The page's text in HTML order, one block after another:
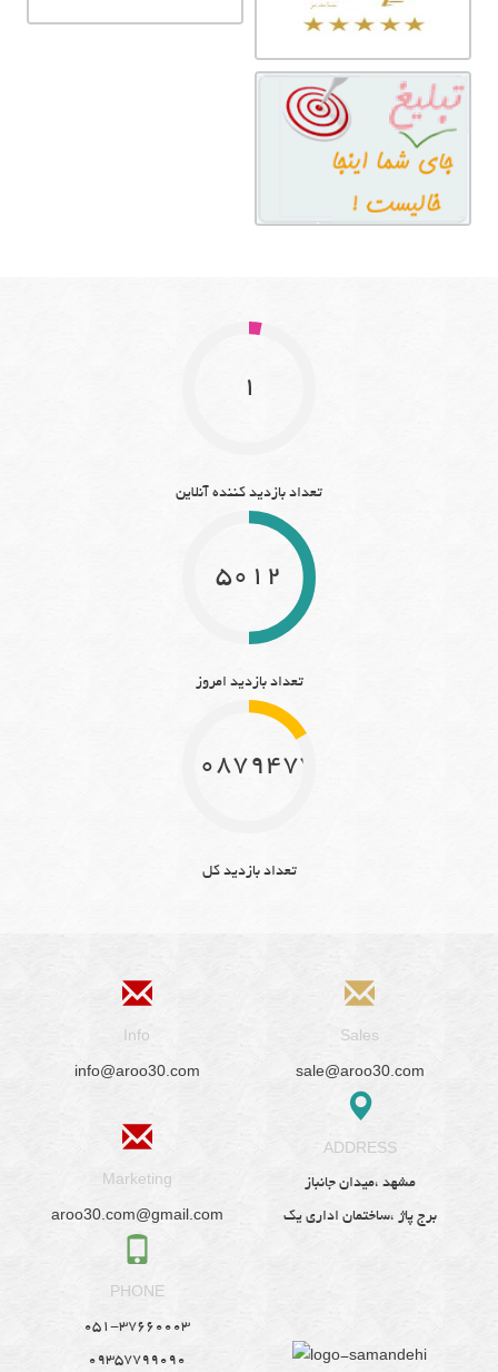
1
تعداد بازدید کننده آنلاین
5012
تعداد بازدید امروز
10879477
تعداد بازدید کل
Info
info@aroo30.com
Sales
sale@aroo30.com
Marketing
aroo30.com@gmail.com
ADDRESS
مشهد ،میدان جانباز
برج پاژ ،ساختمان اداری یک
PHONE
051-37660003
09357799090